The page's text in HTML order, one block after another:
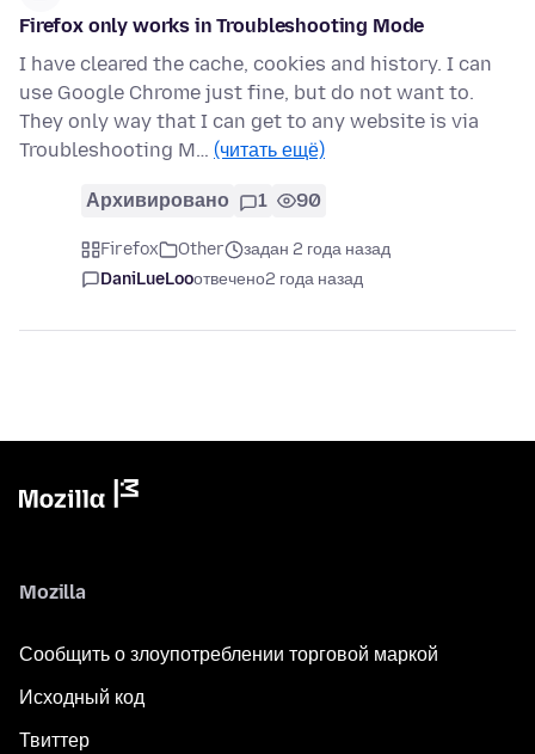
Firefox only works in Troubleshooting Mode
I have cleared the cache, cookies and history. I can
use Google Chrome just fine, but do not want to.
They only way that I can get to any website is via
Troubleshooting M… (читать ещё)
Архивировано 1 90
Firefox Other
задан 2 года назад
DaniLueLooотвечено2 года назад
Mozilla
Сообщить о злоупотреблении торговой маркой
Исходный код
Твиттер